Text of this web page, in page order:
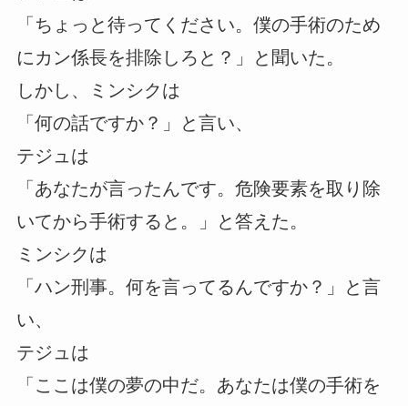
「ちょっと待ってください。僕の手術のため
にカン係長を排除しろと？」と聞いた。
しかし、ミンシクは
「何の話ですか？」と言い、
テジュは
「あなたが言ったんです。危険要素を取り除
いてから手術すると。」と答えた。
ミンシクは
「ハン刑事。何を言ってるんですか？」と言
い、
テジュは
「ここは僕の夢の中だ。あなたは僕の手術を